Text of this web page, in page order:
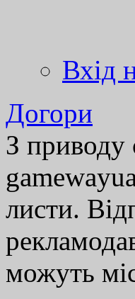
Вхід
Догори
З приводу
листи.
можуть